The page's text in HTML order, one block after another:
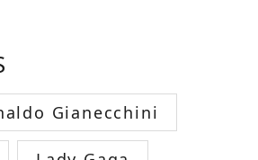
Gianecchini